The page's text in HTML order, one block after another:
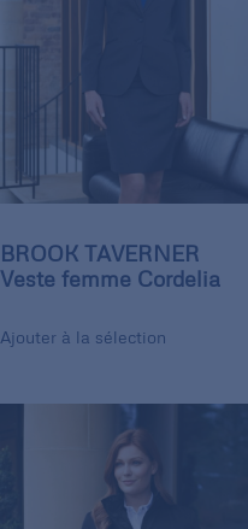
BROOK TAVERNER
Veste femme Cordelia
Ajouter à la sélection